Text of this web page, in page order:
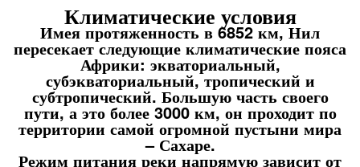
Климатические условия
Имея протяженность в 6852 км, Нил
пересекает следующие климатические пояса
Африки: экваториальный,
субэкваториальный, тропический и
субтропический. Большую часть своего
пути, а это более 3000 км, он проходит по
территории самой огромной пустыни мира
– Сахаре.
Режим питания реки напрямую зависит от